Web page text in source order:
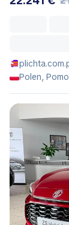
Polen,